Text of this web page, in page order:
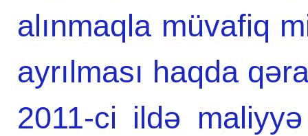
alınmaqla müvafiq
ayrılması haqda
2011-ci ildə